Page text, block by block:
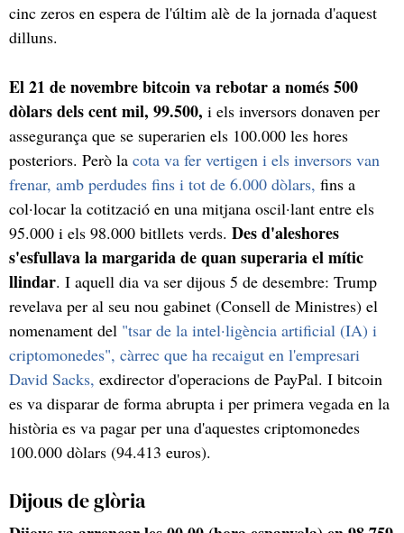
cinc zeros en espera de l'últim alè de la jornada d'aquest
dilluns.
El 21 de novembre bitcoin va rebotar a només 500
dòlars dels cent mil, 99.500, i els inversors donaven per
assegurança que se superarien els 100.000 les hores
posteriors. Però la cota va fer vertigen i els inversors van
frenar, amb perdudes fins i tot de 6.000 dòlars, fins a
col·locar la cotització en una mitjana oscil·lant entre els
95.000 i els 98.000 bitllets verds. Des d'aleshores
s'esfullava la margarida de quan superaria el mític
llindar. I aquell dia va ser dijous 5 de desembre: Trump
revelava per al seu nou gabinet (Consell de Ministres) el
nomenament del "tsar de la intel·ligència artificial (IA) i
criptomonedes", càrrec que ha recaigut en l'empresari
David Sacks, exdirector d'operacions de PayPal. I bitcoin
es va disparar de forma abrupta i per primera vegada en la
història es va pagar per una d'aquestes criptomonedes
100.000 dòlars (94.413 euros).
Dijous de glòria